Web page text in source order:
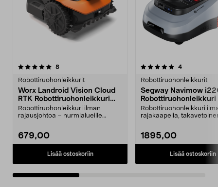
8arvostelut
Robottiruohonleikkurit
Worx Landroid Vision Cloud
RTK Robottiruohonleikkuri
300 m2
Robottiruohonleikkuri ilman
rajausjohtoa – nurmialueille
679,00
Lisää ostoskoriin
5.0 viidestä
4arvostelut
Robottiruohonleikkurit
Segway Navimow
Robottiruohonleikkuri
rajakaapelia, 2000
Robottiruohonleikkuri
rajakaapelia,
1895,00
Lisää ostoskoriin
4.0 viidestä